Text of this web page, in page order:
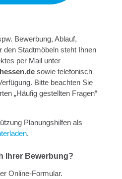
Bewerbung, Ablauf,
den Stadtmöbeln steht Ihnen
per Mail unter
sowie telefonisch
Bitte beachten Sie
„Häufig gestellten Fragen“
Planungshilfen als
.
Ihrer Bewerbung?
Online-Formular.